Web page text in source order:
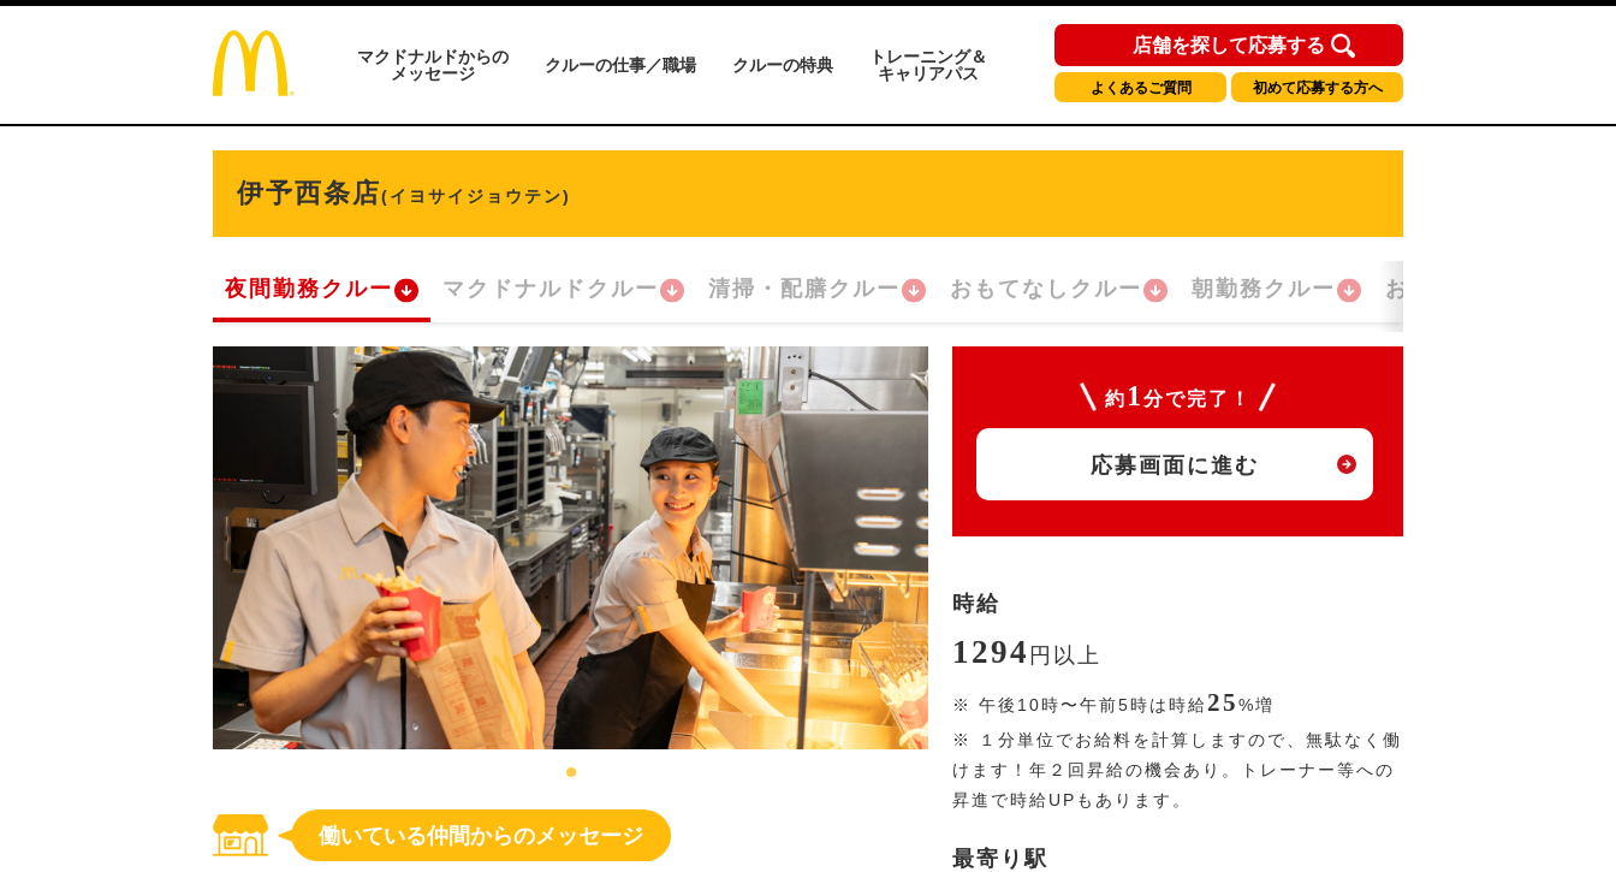
マクドナルドからの
メッセージ
クルーの仕事／職場 クルーの特典
トレーニング＆
キャリアパス
店舗を探して応募する
よくあるご質問 初めて応募する方へ
伊予西条店(イヨサイジョウテン)
夜間勤務クルー マクドナルドクルー 清掃・配膳クルー おもてなしクルー 朝勤務クルー おかえり！クルー
働いている仲間からのメッセージ
約 1 分で完了！
応募画面に進む
時給
1294 円 以上
※ 午後10時〜午前5時は時給25%増
※
１分単位でお給料を計算しますので、無駄なく働
けます！年２回昇給の機会あり。トレーナー等への
昇進で時給UPもあります。
最寄り駅